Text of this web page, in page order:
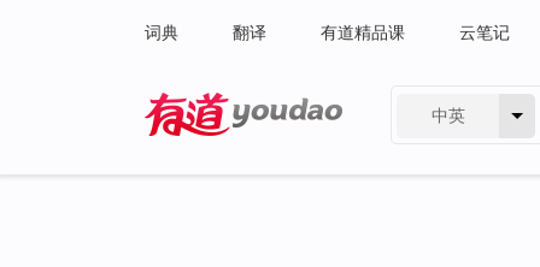
词典 翻译 有道精品课 云笔记
中英